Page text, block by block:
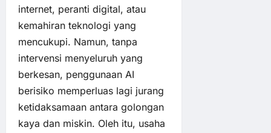
internet, peranti digital, atau
kemahiran teknologi yang
mencukupi. Namun, tanpa
intervensi menyeluruh yang
berkesan, penggunaan AI
berisiko memperluas lagi jurang
ketidaksamaan antara golongan
kaya dan miskin. Oleh itu, usaha